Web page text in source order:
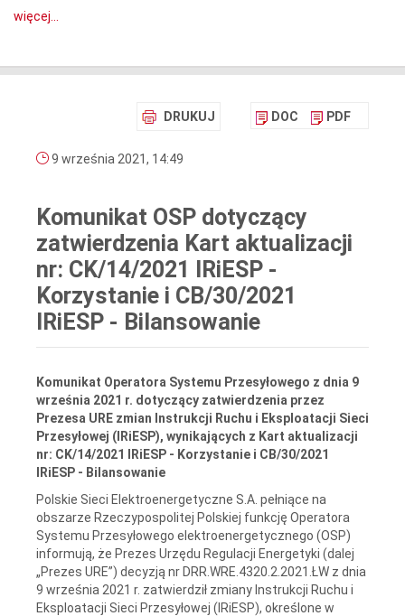
więcej...
DRUKUJ DOC PDF
9 września 2021, 14:49
Komunikat OSP dotyczący
zatwierdzenia Kart aktualizacji
nr: CK/14/2021 IRiESP -
Korzystanie i CB/30/2021
IRiESP - Bilansowanie
Komunikat Operatora Systemu Przesyłowego z dnia 9
września 2021 r. dotyczący zatwierdzenia przez
Prezesa URE zmian Instrukcji Ruchu i Eksploatacji Sieci
Przesyłowej (IRiESP), wynikających z Kart aktualizacji
nr: CK/14/2021 IRiESP - Korzystanie i CB/30/2021
IRiESP - Bilansowanie
Polskie Sieci Elektroenergetyczne S.A. pełniące na
obszarze Rzeczypospolitej Polskiej funkcję Operatora
Systemu Przesyłowego elektroenergetycznego (OSP)
informują, że Prezes Urzędu Regulacji Energetyki (dalej
„Prezes URE”) decyzją nr DRR.WRE.4320.2.2021.ŁW z dnia
9 września 2021 r. zatwierdził zmiany Instrukcji Ruchu i
Eksploatacji Sieci Przesyłowej (IRiESP), określone w